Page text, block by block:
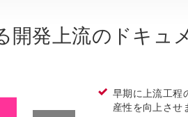
開発上流のドキュ
早期に上流工程
産性を向上させ